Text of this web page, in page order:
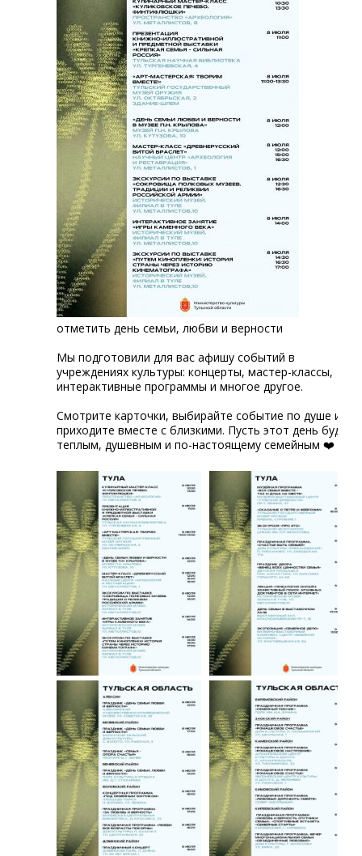
отметить день семьи, любви и верности
Мы подготовили для вас афишу событий в
учреждениях культуры: концерты, мастер-классы,
интерактивные программы и многое другое.
Смотрите карточки, выбирайте событие по душе и
приходите вместе с близкими. Пусть этот день будет
теплым, душевным и по-настоящему семейным ❤️